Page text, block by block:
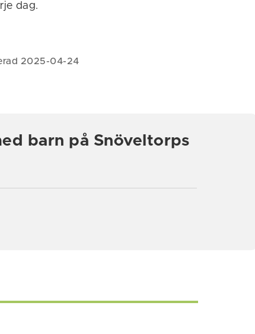
dag.
2025-04-24
barn på Snöveltorps